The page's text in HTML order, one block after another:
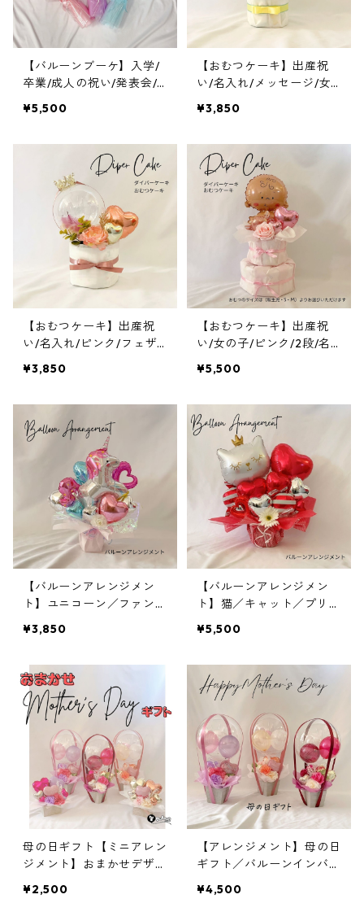
【バルーンブーケ】入学/
卒業/成人の祝い/発表会/
¥5,500
【おむつケーキ】出産祝
い/名入れ/メッセージ/女
¥3,850
【おむつケーキ】出産祝
い/名入れ/ピンク/フェザ
¥3,850
【おむつケーキ】出産祝
い/女の子/ピンク/2段/名
¥5,500
【バルーンアレンジメン
ト】ユニコーン／ファンタ
¥3,850
【バルーンアレンジメン
ト】猫／キャット／プリン
¥5,500
母の日ギフト【ミニアレン
ジメント】おまかせデザイ
¥2,500
【アレンジメント】母の日
ギフト／バルーンインバル
球型
¥4,500